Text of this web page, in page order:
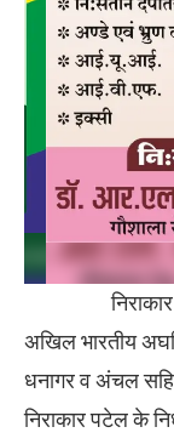
निराकार पटेल
अखिल भारतीय
धनागर व अंचल
निराकार पटेल के